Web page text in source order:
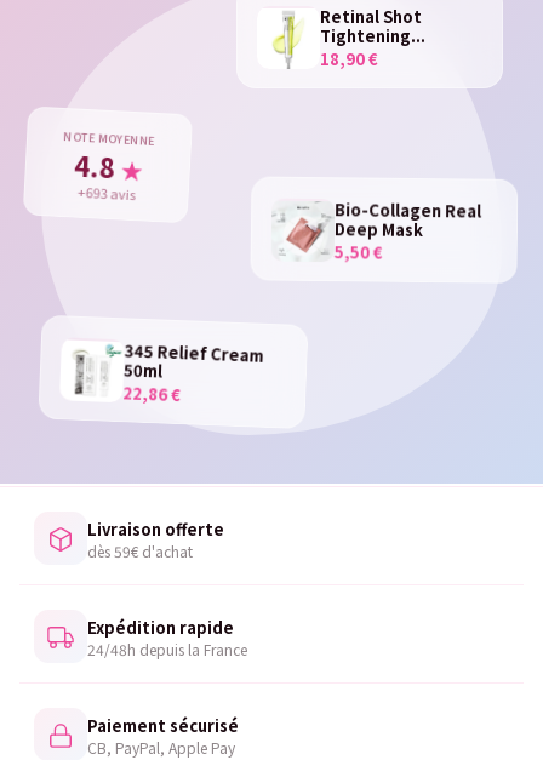
Retinal Shot
Tightening...
18,90 €
345 Relief Cream
50ml
22,86 €
Bio-Collagen Real
Deep Mask
5,50 €
NOTE MOYENNE
4.8 ★
+693 avis
Livraison offerte
dès 59€ d'achat
Expédition rapide
24/48h depuis la France
Paiement sécurisé
CB, PayPal, Apple Pay